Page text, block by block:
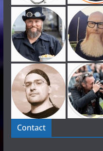
Contact